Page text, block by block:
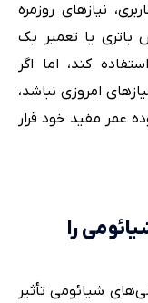
نیازهای روزمره
باتری یا تعمیر یک
کند، اما اگر
امروزی نباشد،
عمر مفید خود قرار
را
شیائومی تأثیر